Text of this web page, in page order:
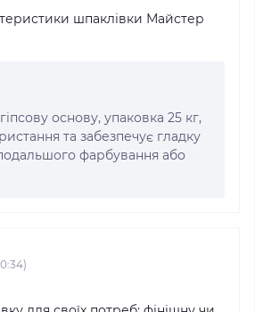
шпаклівки Майстер
основу, упаковка 25 кг,
та забезпечує гладку
фарбування або